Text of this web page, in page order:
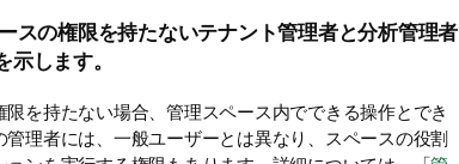
スの権限を持たないテナント管理者と分析管理者
します。
を持たない場合、管理スペース内でできる操作とでき
理者には、一般ユーザーとは異なり、スペースの役割